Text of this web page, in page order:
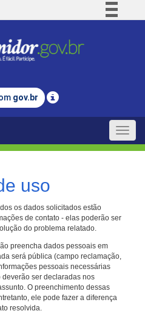
Comunica BR
Legislação
gov.br
Toggle
uso
os dados solicitados estão
de contato - elas poderão ser
do problema relatado.
preencha dados pessoais em
será pública (campo reclamação,
pessoais necessárias
ser declaradas nos
O preenchimento dessas
ele pode fazer a diferença
resolvida.